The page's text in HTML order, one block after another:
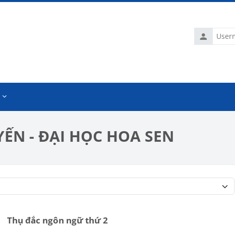
Username
- ĐẠI HỌC HOA SEN
Thụ đắc ngôn ngữ thứ 2